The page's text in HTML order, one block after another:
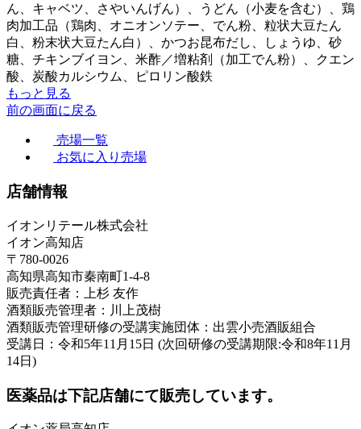
ん、キャベツ、さやいんげん）、うどん（小麦を含む）、鶏
肉加工品（鶏肉、オニオンソテー、でん粉、粒状大豆たん
白、粉末状大豆たん白）、かつお昆布だし、しょうゆ、砂
糖、チキンブイヨン、米酢／増粘剤（加工でん粉）、クエン
酸、炭酸カルシウム、ピロリン酸鉄
もっと見る
前の画面に戻る
売場一覧
お気に入り売場
店舗情報
イオンリテール株式会社
イオン高知店
〒780-0026
高知県高知市秦南町1-4-8
販売責任者：上杉 友作
酒類販売管理者：川上茂樹
酒類販売管理研修の受講実施団体：出雲小売酒販組合
受講日：令和5年11月15日 (次回研修の受講期限:令和8年11月
14日)
医薬品は下記店舗にて販売しています。